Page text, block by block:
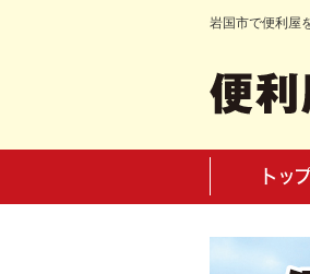
岩国市で便利屋
トッ